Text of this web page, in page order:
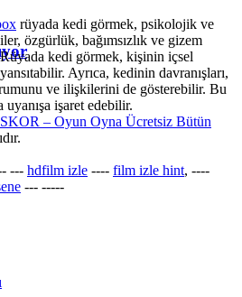
rüyada kedi görmek​, psikolojik ve
özgürlük, bağımsızlık ve gizem
kedi görmek, kişinin içsel
Ayrıca, kedinin davranışları,
ve ilişkilerini de gösterebilir. Bu
işaret edebilir.
– Oyun Oyna Ücretsiz Bütün
--- hdfilm izle ---- film izle hint, ----
--- -----